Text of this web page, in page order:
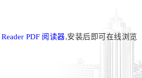
PDF 阅读器,安装后即可在线浏览